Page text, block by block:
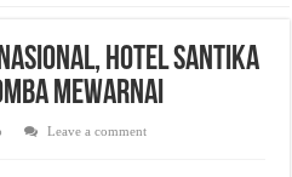
ke redaksi@bisnisnasional.com
Hotel Santika
Mewarnai
Leave a comment